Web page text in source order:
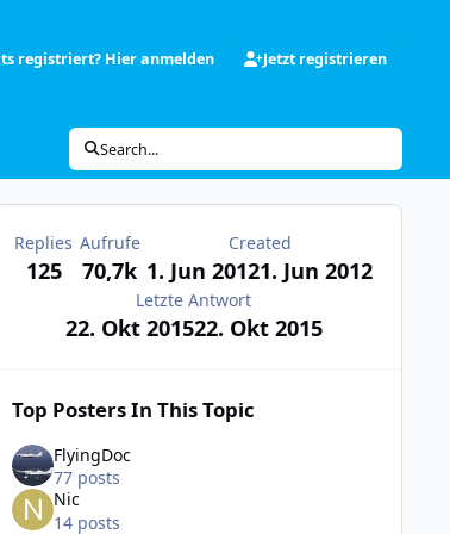
registriert? Hier anmelden Jetzt registrieren
Search...
Replies
125
Aufrufe
70,7k
Created
1. Jun 20121. Jun 2012
Letzte Antwort
22. Okt 201522. Okt 2015
Top Posters In This Topic
FlyingDoc
77 posts
Nic
14 posts